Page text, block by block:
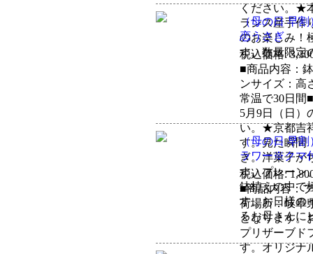
ください。★
ランス産手作
のお楽しみ！
す。数量限定
（母の日 早
恋うさぎ
税込価格:
■商品内容：
ンサイズ：高
常温で30日間
5月9日（日）
い。★京都吉
す。見た瞬間
ぎ。洋菓子が
す。プレーン
鉢植えの中で
す。お日様の
るお母さんに
（母の日 早
ラワー※クマ
税込価格:
■商品内容：
荷場所：岐阜
となります。
プリザーブド
す。オリジナ